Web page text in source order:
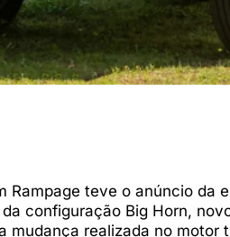
Rampage teve o anúncio da
configuração Big Horn,
mudança realizada no